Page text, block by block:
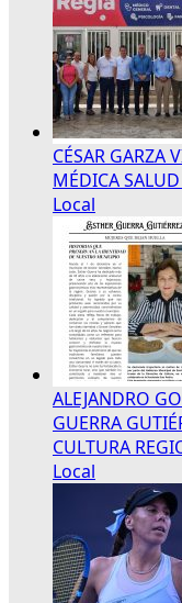
CÉSAR GARZA
MÉDICA
Local
ALEJANDRO
GUERRA
CULTURA
Local